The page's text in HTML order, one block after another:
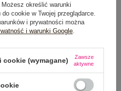
. Możesz określić warunki
cookie w Twojej przeglądarce.
i prywatności można
i warunki Google
(wymagane)
Zawsze
aktywne